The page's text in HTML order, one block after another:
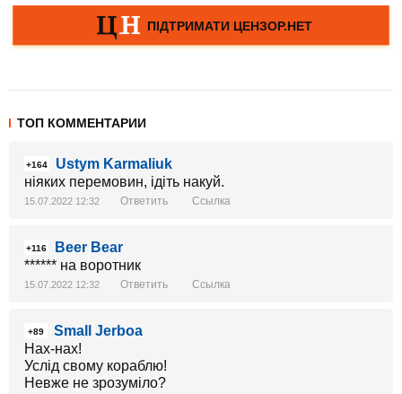
ТОП КОММЕНТАРИИ
+164
Ustym Karmaliuk
ніяких перемовин, ідіть накуй.
15.07.2022 12:32 Ответить Ссылка
+116
Beer Bear
****** на воротник
15.07.2022 12:32 Ответить Ссылка
+89
Small Jerboa
Нах-нах!
Услід свому кораблю!
Невже не зрозуміло?